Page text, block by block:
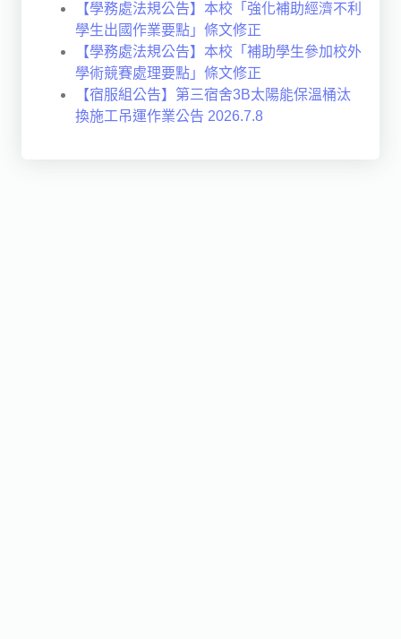
【學務處法規公告】本校「強化補助經濟不利
學生出國作業要點」條文修正
【學務處法規公告】本校「補助學生參加校外
學術競賽處理要點」條文修正
【宿服組公告】第三宿舍3B太陽能保溫桶汰
換施工吊運作業公告 2026.7.8